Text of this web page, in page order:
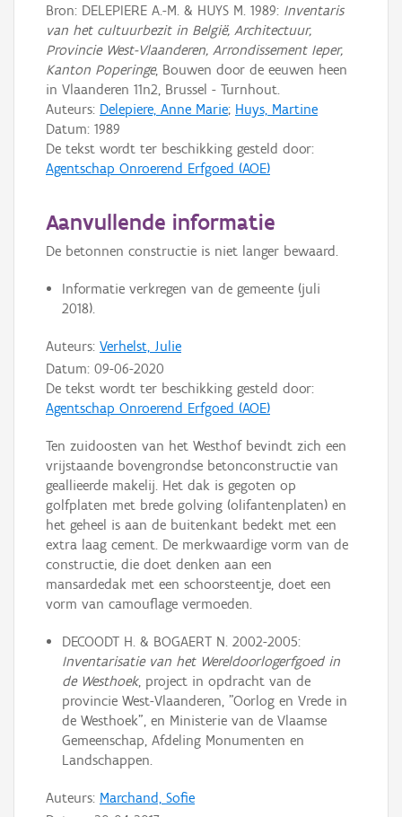
Bron: DELEPIERE A.-M. & HUYS M. 1989: Inventaris
van het cultuurbezit in België, Architectuur,
Provincie West-Vlaanderen, Arrondissement Ieper,
Kanton Poperinge, Bouwen door de eeuwen heen
in Vlaanderen 11n2, Brussel - Turnhout.
Auteurs: Delepiere, Anne Marie; Huys, Martine
Datum: 1989
De tekst wordt ter beschikking gesteld door:
Agentschap Onroerend Erfgoed (AOE)
Aanvullende informatie
De betonnen constructie is niet langer bewaard.
Informatie verkregen van de gemeente (juli
2018).
Auteurs: Verhelst, Julie
Datum: 09-06-2020
De tekst wordt ter beschikking gesteld door:
Agentschap Onroerend Erfgoed (AOE)
Ten zuidoosten van het Westhof bevindt zich een
vrijstaande bovengrondse betonconstructie van
geallieerde makelij. Het dak is gegoten op
golfplaten met brede golving (olifantenplaten) en
het geheel is aan de buitenkant bedekt met een
extra laag cement. De merkwaardige vorm van de
constructie, die doet denken aan een
mansardedak met een schoorsteentje, doet een
vorm van camouflage vermoeden.
DECOODT H. & BOGAERT N. 2002-2005:
Inventarisatie van het Wereldoorlogerfgoed in
de Westhoek, project in opdracht van de
provincie West-Vlaanderen, "Oorlog en Vrede in
de Westhoek", en Ministerie van de Vlaamse
Gemeenschap, Afdeling Monumenten en
Landschappen.
Auteurs: Marchand, Sofie